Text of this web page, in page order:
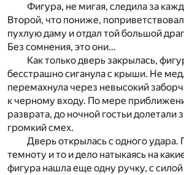
Фигура, не мигая, следила за
Второй, что пониже,
пухлую даму и отдал той большой
Без сомнения, это они…
Как только дверь закрылась,
бесстрашно сиганула с крыши. Не
перемахнула через невысокий
к черному входу. По мере
разврата, до ночной гостьи долетали
громкий смех.
Дверь открылась с одного удара.
темноту и то и дело натыкаясь на
фигура нашла еще одну ручку, с